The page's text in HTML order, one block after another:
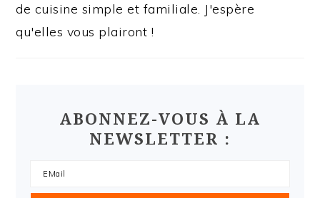
de cuisine simple et familiale. J'espère
qu'elles vous plairont !
ABONNEZ-VOUS À LA
NEWSLETTER :